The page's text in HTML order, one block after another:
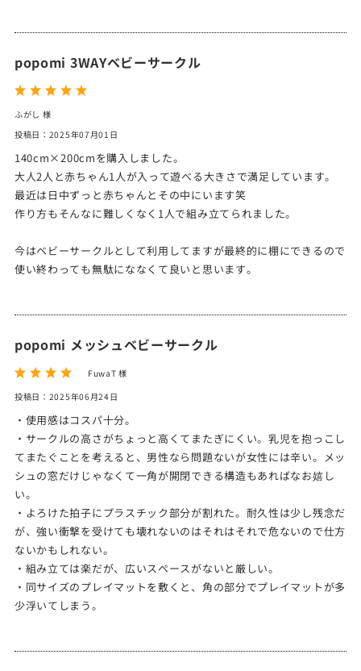
popomi 3WAYベビーサークル
ふがし 様
投稿日：2025年07月01日
140cm×200cmを購入しました。
大人2人と赤ちゃん1人が入って遊べる大きさで満足しています。
最近は日中ずっと赤ちゃんとその中にいます笑
作り方もそんなに難しくなく1人で組み立てられました。
今はベビーサークルとして利用してますが最終的に棚にできるので
使い終わっても無駄にななくて良いと思います。
popomi メッシュベビーサークル
FuwaT 様
投稿日：2025年06月24日
・使用感はコスパ十分。
・サークルの高さがちょっと高くてまたぎにくい。乳児を抱っこし
てまたぐことを考えると、男性なら問題ないが女性には辛い。メッ
シュの窓だけじゃなくて一角が開閉できる構造もあればなお嬉し
い。
・よろけた拍子にプラスチック部分が割れた。耐久性は少し残念だ
が、強い衝撃を受けても壊れないのはそれはそれで危ないので仕方
ないかもしれない。
・組み立ては楽だが、広いスペースがないと厳しい。
・同サイズのプレイマットを敷くと、角の部分でプレイマットが多
少浮いてしまう。